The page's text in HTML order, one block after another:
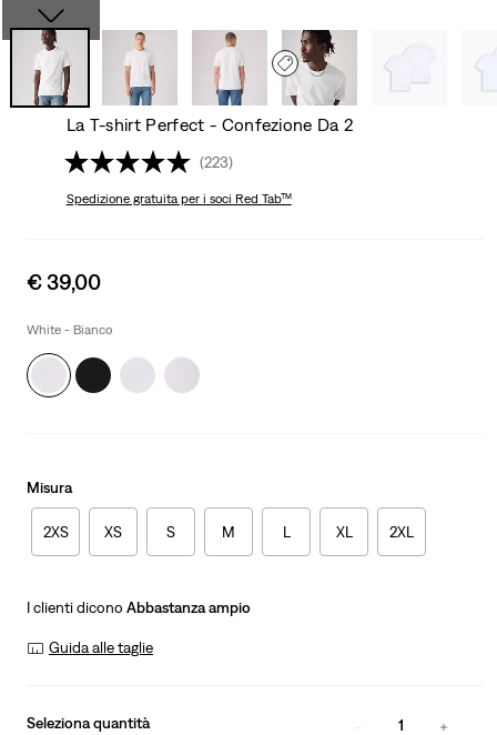
La T-shirt Perfect - Confezione Da 2
(223)
Spedizione gratuitaper i soci Red Tab™
Sale
is
€ 39,00
White - Bianco
Misura
2XS XS S M L XL 2XL
I clienti dicono Abbastanza ampio
Guida alle taglie
Seleziona quantità 1